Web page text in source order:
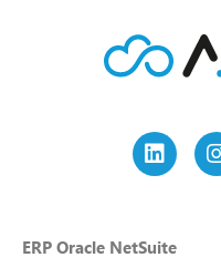
ERP Oracle NetSuite